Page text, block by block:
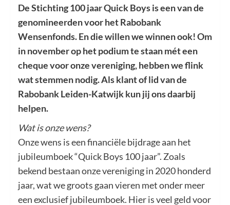
De Stichting 100 jaar Quick Boys is een van de
genomineerden voor het Rabobank
Wensenfonds. En die willen we winnen ook! Om
in november op het podium te staan mét een
cheque voor onze vereniging, hebben we flink
wat stemmen nodig. Als klant of lid van de
Rabobank Leiden-Katwijk kun jij ons daarbij
helpen.
Wat is onze wens?
Onze wens is een financiële bijdrage aan het
jubileumboek “Quick Boys 100 jaar”. Zoals
bekend bestaan onze vereniging in 2020 honderd
jaar, wat we groots gaan vieren met onder meer
een exclusief jubileumboek. Hier is veel geld voor